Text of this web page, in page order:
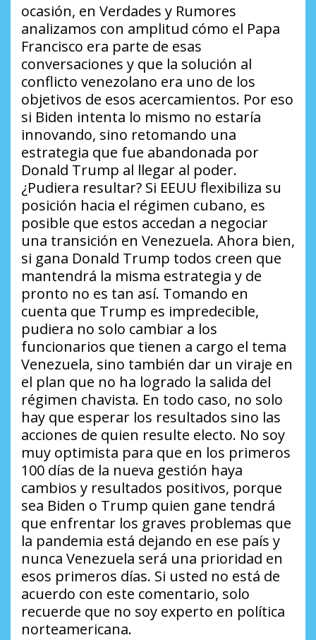
ocasión, en Verdades y Rumores
analizamos con amplitud cómo el Papa
Francisco era parte de esas
conversaciones y que la solución al
conflicto venezolano era uno de los
objetivos de esos acercamientos. Por eso
si Biden intenta lo mismo no estaría
innovando, sino retomando una
estrategia que fue abandonada por
Donald Trump al llegar al poder.
¿Pudiera resultar? Si EEUU flexibiliza su
posición hacia el régimen cubano, es
posible que estos accedan a negociar
una transición en Venezuela. Ahora bien,
si gana Donald Trump todos creen que
mantendrá la misma estrategia y de
pronto no es tan así. Tomando en
cuenta que Trump es impredecible,
pudiera no solo cambiar a los
funcionarios que tienen a cargo el tema
Venezuela, sino también dar un viraje en
el plan que no ha logrado la salida del
régimen chavista. En todo caso, no solo
hay que esperar los resultados sino las
acciones de quien resulte electo. No soy
muy optimista para que en los primeros
100 días de la nueva gestión haya
cambios y resultados positivos, porque
sea Biden o Trump quien gane tendrá
que enfrentar los graves problemas que
la pandemia está dejando en ese país y
nunca Venezuela será una prioridad en
esos primeros días. Si usted no está de
acuerdo con este comentario, solo
recuerde que no soy experto en política
norteamericana.